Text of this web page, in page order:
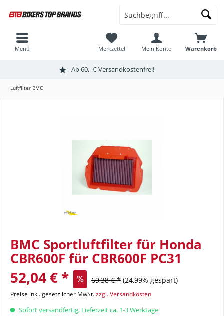
Ab 60,- € Versandkostenfrei!
Warenkorb
Merkzettel Mein Konto
Menü
Luftfilter BMC
BMC Sportluftfilter für Honda
CBR600F für CBR600F PC31
52,04 € * 69,38 € * (24,99% gespart)
Preise inkl. gesetzlicher MwSt.zzgl. Versandkosten
Sofort versandfertig, Lieferzeit ca. 1-3 Werktage